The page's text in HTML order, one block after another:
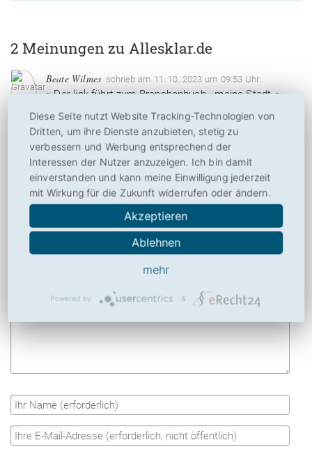
2 Meinungen zu Allesklar.de
Beate Wilmesschrieb am 11. 10. 2023 um 09:53 Uhr:
» Der link führt zum Branchenbuch - meine Stadt «
Christian schrieb am 5. 04. 2026 um 17:59 Uhr:
» Webseite nicht erreichbar «
Ihre Meinung zu Allesklar.de
Diese Seite nutzt Website Tracking-Technologien von
Dritten, um ihre Dienste anzubieten, stetig zu
verbessern und Werbung entsprechend der
Interessen der Nutzer anzuzeigen. Ich bin damit
einverstanden und kann meine Einwilligung jederzeit
mit Wirkung für die Zukunft widerrufen oder ändern.
Akzeptieren
Ablehnen
mehr
Powered by &